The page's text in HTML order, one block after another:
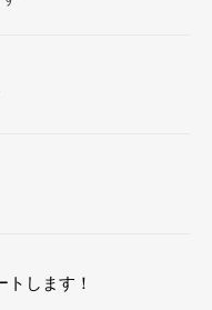
します！